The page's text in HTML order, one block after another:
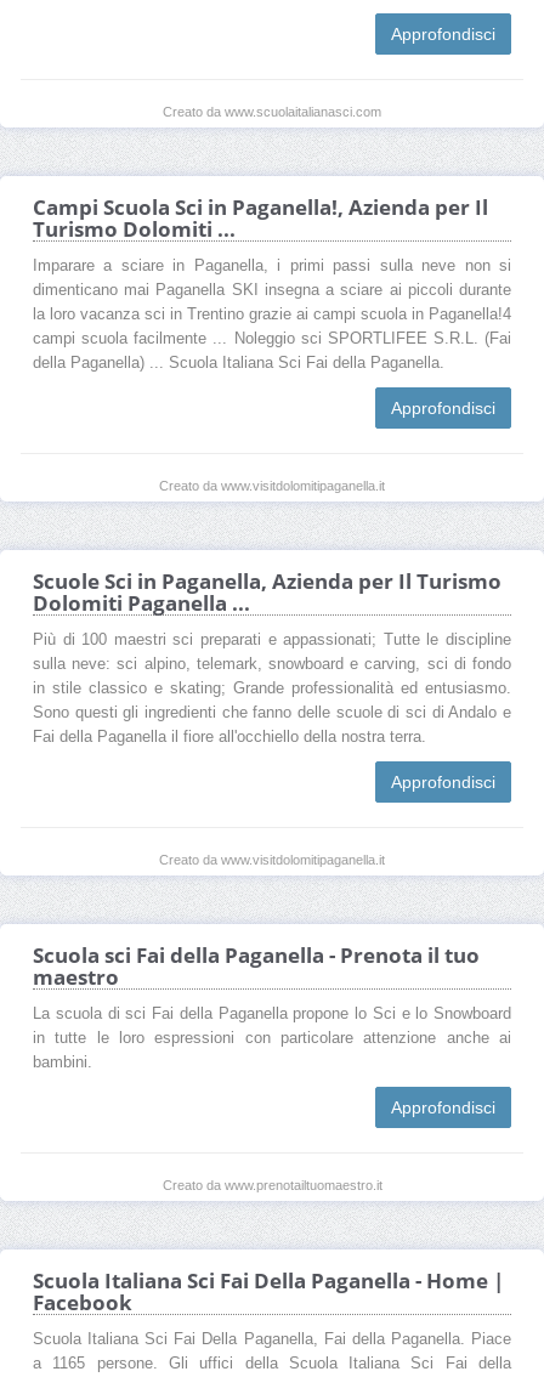
Approfondisci
Creato da www.scuolaitalianasci.com
Campi Scuola Sci in Paganella!, Azienda per Il
Turismo Dolomiti ...
Imparare a sciare in Paganella, i primi passi sulla neve non si
dimenticano mai Paganella SKI insegna a sciare ai piccoli durante
la loro vacanza sci in Trentino grazie ai campi scuola in Paganella!4
campi scuola facilmente ... Noleggio sci SPORTLIFEE S.R.L. (Fai
della Paganella) ... Scuola Italiana Sci Fai della Paganella.
Approfondisci
Creato da www.visitdolomitipaganella.it
Scuole Sci in Paganella, Azienda per Il Turismo
Dolomiti Paganella ...
Più di 100 maestri sci preparati e appassionati; Tutte le discipline
sulla neve: sci alpino, telemark, snowboard e carving, sci di fondo
in stile classico e skating; Grande professionalità ed entusiasmo.
Sono questi gli ingredienti che fanno delle scuole di sci di Andalo e
Fai della Paganella il fiore all'occhiello della nostra terra.
Approfondisci
Creato da www.visitdolomitipaganella.it
Scuola sci Fai della Paganella - Prenota il tuo
maestro
La scuola di sci Fai della Paganella propone lo Sci e lo Snowboard
in tutte le loro espressioni con particolare attenzione anche ai
bambini.
Approfondisci
Creato da www.prenotailtuomaestro.it
Scuola Italiana Sci Fai Della Paganella - Home |
Facebook
Scuola Italiana Sci Fai Della Paganella, Fai della Paganella. Piace
a 1165 persone. Gli uffici della Scuola Italiana Sci Fai della